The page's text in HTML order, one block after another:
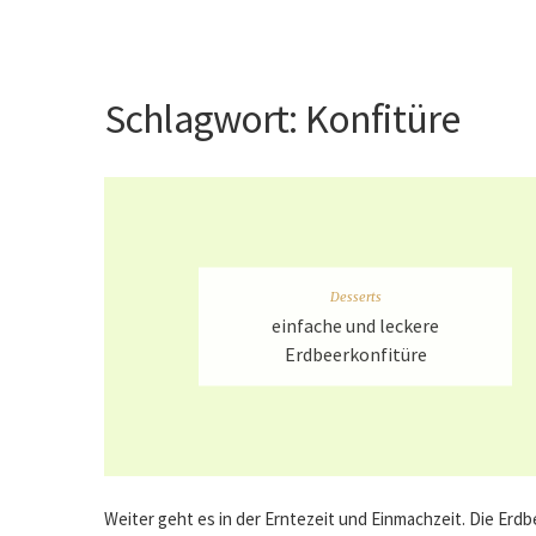
Schlagwort: Konfitüre
Desserts
einfache und leckere
Erdbeerkonfitüre
Weiter geht es in der Erntezeit und Einmachzeit. Die